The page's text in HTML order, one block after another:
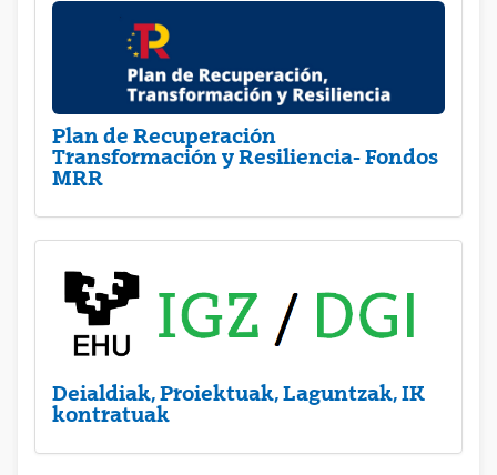
Plan de Recuperación
Transformación y Resiliencia- Fondos
MRR
Deialdiak, Proiektuak, Laguntzak, IK
kontratuak